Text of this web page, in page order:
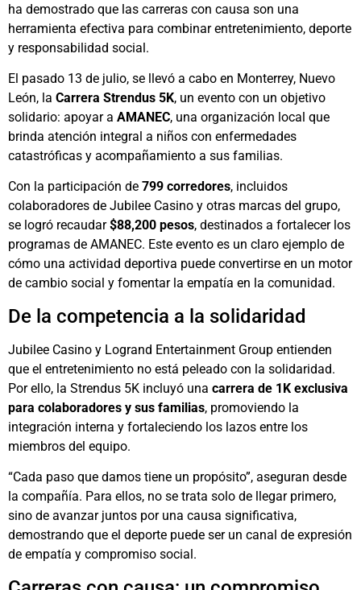
ha demostrado que las carreras con causa son una
herramienta efectiva para combinar entretenimiento, deporte
y responsabilidad social.
El pasado 13 de julio, se llevó a cabo en Monterrey, Nuevo
León, la Carrera Strendus 5K, un evento con un objetivo
solidario: apoyar a AMANEC, una organización local que
brinda atención integral a niños con enfermedades
catastróficas y acompañamiento a sus familias.
Con la participación de 799 corredores, incluidos
colaboradores de Jubilee Casino y otras marcas del grupo,
se logró recaudar$88,200 pesos, destinados a fortalecer los
programas de AMANEC. Este evento es un claro ejemplo de
cómo una actividad deportiva puede convertirse en un motor
de cambio social y fomentar la empatía en la comunidad.
De la competencia a la solidaridad
Jubilee Casino y Logrand Entertainment Group entienden
que el entretenimiento no está peleado con la solidaridad.
Por ello, la Strendus 5K incluyó una carrera de 1K exclusiva
para colaboradores y sus familias, promoviendo la
integración interna y fortaleciendo los lazos entre los
miembros del equipo.
“Cada paso que damos tiene un propósito”, aseguran desde
la compañía. Para ellos, no se trata solo de llegar primero,
sino de avanzar juntos por una causa significativa,
demostrando que el deporte puede ser un canal de expresión
de empatía y compromiso social.